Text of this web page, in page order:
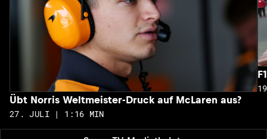
Übt Norris Weltmeister-Druck auf McLaren aus?
27. JULI | 1:16 MIN